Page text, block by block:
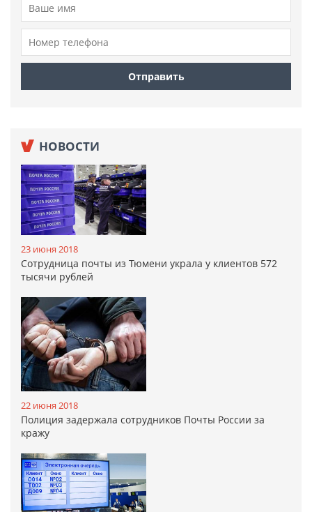
НОВОСТИ
23 июня 2018
Сотрудница почты из Тюмени украла у клиентов 572
тысячи рублей
22 июня 2018
Полиция задержала сотрудников Почты России за
кражу